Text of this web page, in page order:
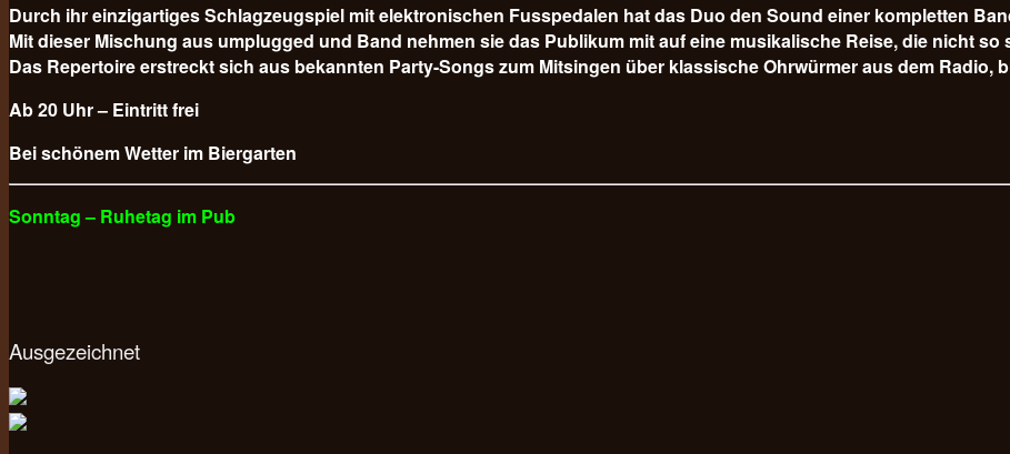
Durch ihr einzigartiges Schlagzeugspiel mit elektronischen Fusspedalen hat das Duo den Sound einer kompletten
Mit dieser Mischung aus umplugged und Band nehmen sie das Publikum mit auf eine musikalische Reise, die nicht so
Das Repertoire erstreckt sich aus bekannten Party-Songs zum Mitsingen über klassische Ohrwürmer aus dem Radio,
Ab 20 Uhr – Eintritt frei
Bei schönem Wetter im Biergarten
Sonntag – Ruhetag im Pub
Ausgezeichnet